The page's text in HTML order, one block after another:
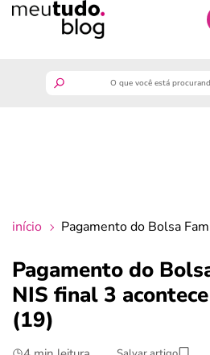
crédito fácil
últimas notícias
início Pagamento do Bolsa
Pagamento do
NIS final 3
(19)